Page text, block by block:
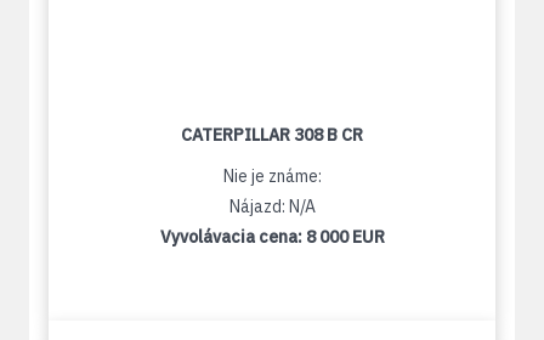
CATERPILLAR 308 B CR
Nie je známe:
Nájazd: N/A
Vyvolávacia cena: 8 000 EUR